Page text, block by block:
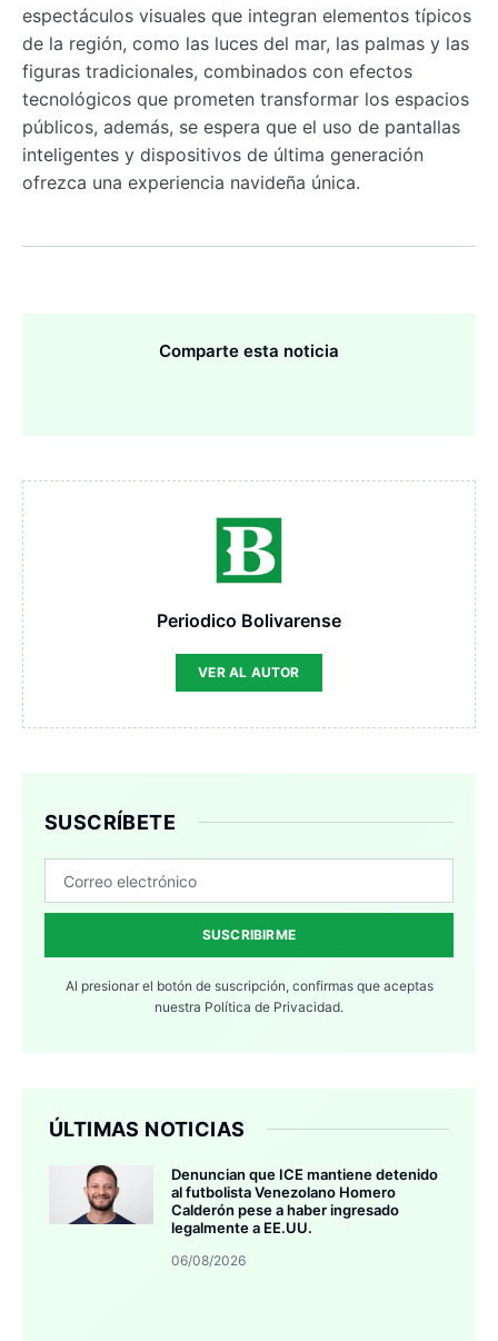
espectáculos visuales que integran elementos típicos
de la región, como las luces del mar, las palmas y las
figuras tradicionales, combinados con efectos
tecnológicos que prometen transformar los espacios
públicos, además, se espera que el uso de pantallas
inteligentes y dispositivos de última generación
ofrezca una experiencia navideña única.
Comparte esta noticia
Periodico Bolivarense
VER AL AUTOR
SUSCRÍBETE
SUSCRIBIRME
Al presionar el botón de suscripción, confirmas que aceptas
nuestra Política de Privacidad.
ÚLTIMAS NOTICIAS
Denuncian que ICE mantiene detenido
al futbolista Venezolano Homero
Calderón pese a haber ingresado
legalmente a EE.UU.
06/08/2026